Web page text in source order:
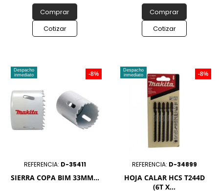
Comprar
Cotizar
Comprar
Cotizar
Despacho
inmediato
REFERENCIA: D-35411
SIERRA COPA BIM 33MM...
-8%
Despacho
inmediato
REFERENCIA: D-34899
HOJA CALAR HCS T244D
(6T X...
-8%